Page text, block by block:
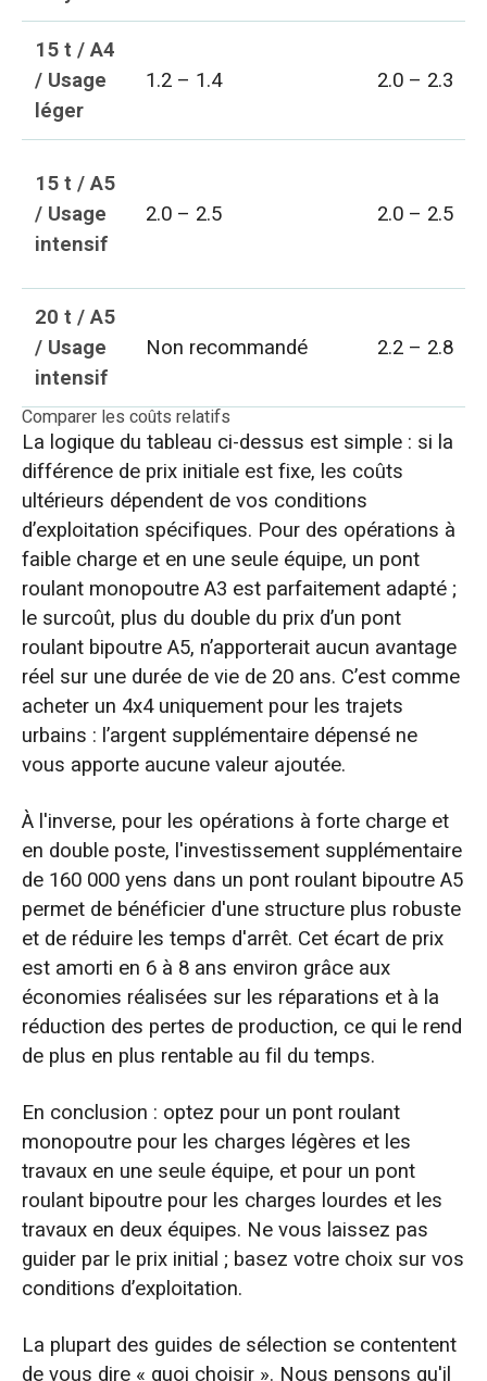
15 t / A4
/ Usage
léger
1.2 – 1.4 2.0 – 2.3
15 t / A5
/ Usage
intensif
2.0 – 2.5 2.0 – 2.5
20 t / A5
/ Usage
intensif
Non recommandé 2.2 – 2.8
Comparer les coûts relatifs
La logique du tableau ci-dessus est simple : si la
différence de prix initiale est fixe, les coûts
ultérieurs dépendent de vos conditions
d’exploitation spécifiques. Pour des opérations à
faible charge et en une seule équipe, un pont
roulant monopoutre A3 est parfaitement adapté ;
le surcoût, plus du double du prix d’un pont
roulant bipoutre A5, n’apporterait aucun avantage
réel sur une durée de vie de 20 ans. C’est comme
acheter un 4x4 uniquement pour les trajets
urbains : l’argent supplémentaire dépensé ne
vous apporte aucune valeur ajoutée.
À l'inverse, pour les opérations à forte charge et
en double poste, l'investissement supplémentaire
de 160 000 yens dans un pont roulant bipoutre A5
permet de bénéficier d'une structure plus robuste
et de réduire les temps d'arrêt. Cet écart de prix
est amorti en 6 à 8 ans environ grâce aux
économies réalisées sur les réparations et à la
réduction des pertes de production, ce qui le rend
de plus en plus rentable au fil du temps.
En conclusion : optez pour un pont roulant
monopoutre pour les charges légères et les
travaux en une seule équipe, et pour un pont
roulant bipoutre pour les charges lourdes et les
travaux en deux équipes. Ne vous laissez pas
guider par le prix initial ; basez votre choix sur vos
conditions d’exploitation.
La plupart des guides de sélection se contentent
de vous dire « quoi choisir ». Nous pensons qu'il